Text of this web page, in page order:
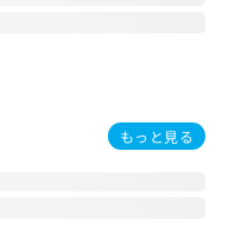
もっと見る